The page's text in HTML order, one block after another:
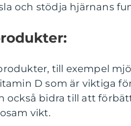
och stödja hjärnans
till exempel
D som är viktiga
också bidra till att
vikt.